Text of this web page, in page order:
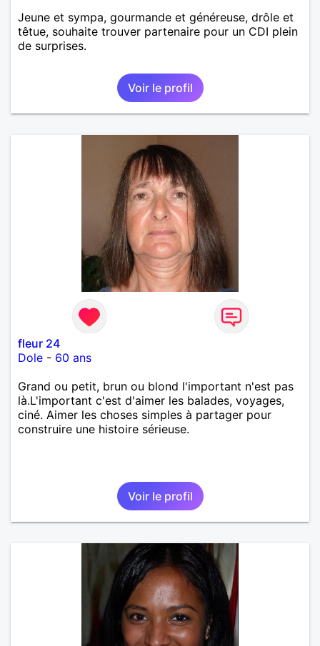
Jeune et sympa, gourmande et généreuse, drôle et
têtue, souhaite trouver partenaire pour un CDI plein
de surprises.
Voir le profil
fleur 24
Dole - 60 ans
Grand ou petit, brun ou blond l'important n'est pas
là.L'important c'est d'aimer les balades, voyages,
ciné. Aimer les choses simples à partager pour
construire une histoire sérieuse.
Voir le profil